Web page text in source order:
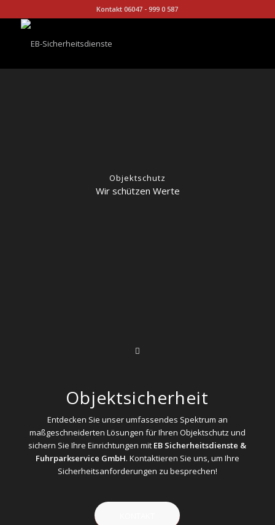
Kontakt 06047 - 999 0 587
Objektschutz
Wir schützen Werte
Objektsicherheit
Entdecken Sie unser umfassendes Spektrum an
maßgeschneiderten Lösungen für Ihren Objektschutz und
sichern Sie Ihre Einrichtungen mit EB Sicherheitsdienste &
Fuhrparkservice GmbH. Kontaktieren Sie uns, um Ihre
Sicherheitsanforderungen zu besprechen!